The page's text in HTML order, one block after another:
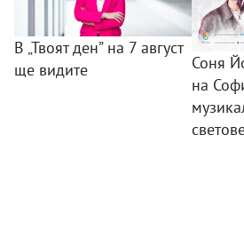
В „Твоят ден” на 7 август
ще видите
Соня
на